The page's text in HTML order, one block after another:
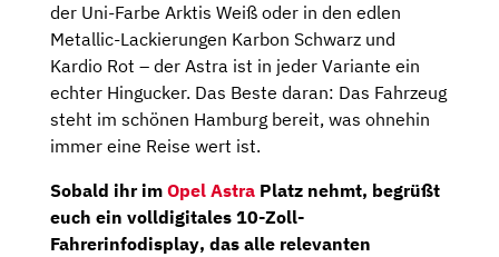
der Uni-Farbe Arktis Weiß oder in den edlen
Metallic-Lackierungen Karbon Schwarz und
Kardio Rot – der Astra ist in jeder Variante ein
echter Hingucker. Das Beste daran: Das Fahrzeug
steht im schönen Hamburg bereit, was ohnehin
immer eine Reise wert ist.
Sobald ihr im Opel Astra Platz nehmt, begrüßt
euch ein volldigitales 10-Zoll-
Fahrerinfodisplay, das alle relevanten